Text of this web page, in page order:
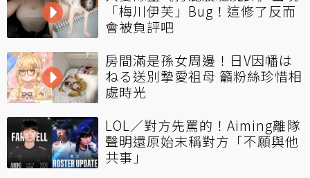
「梅川伊芙」Bug！這修了反而
會被負評吧
房間滿是孫女周邊！日V因幡は
ねる送別摯愛祖母 籲粉絲珍惜相
處時光
LOL／對方先罵的！Aiming離隊
聲明還原始末稱對方「不願與他
共事」